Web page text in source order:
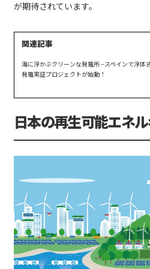
が期待されています。
海に浮かぶクリーンな発電所 −スペインで浮体
発電実証プロジェクトが始動！
日本の再生可能エネ